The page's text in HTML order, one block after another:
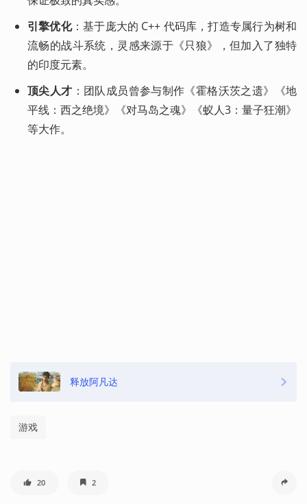
引擎优化：基于庞大的 C++ 代码库，打造专属行为树和
流畅的战斗系统，灵感来源于《只狼》，但加入了独特
的印度元素。
顶尖人才 ：团队成员曾参与制作《霍格沃茨之遗》《地
平线：西之绝境》《对马岛之魂》《蚁人3：量子狂潮》
等大作。
释放阿凡达
游戏
20 2